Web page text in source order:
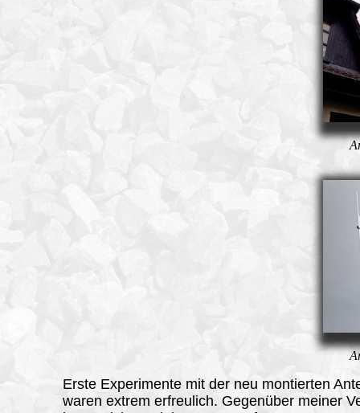
Erste Experimente mit der neu montierten
waren extrem erfreulich. Gegenüber meiner